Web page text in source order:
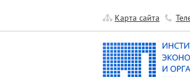
Карта сайта